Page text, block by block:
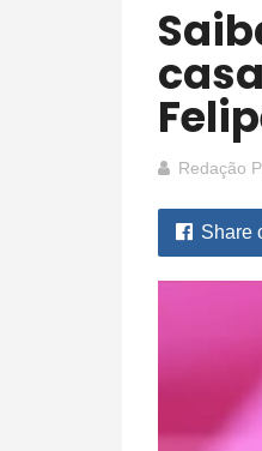
Saiba qual foi o estopim para o fim do
Redação
Share